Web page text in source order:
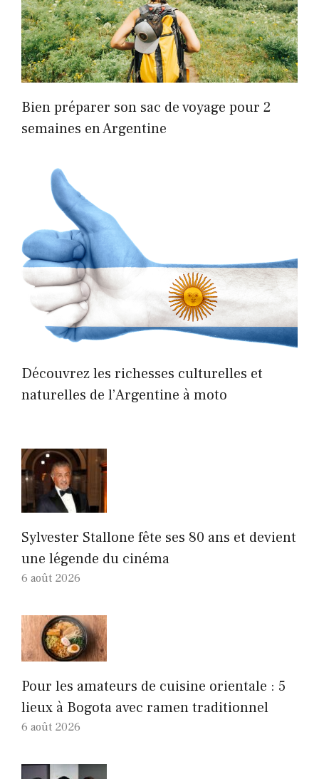
Bien préparer son sac de voyage pour 2
semaines en Argentine
Découvrez les richesses culturelles et
naturelles de l’Argentine à moto
Sylvester Stallone fête ses 80 ans et devient
une légende du cinéma
6 août 2026
Pour les amateurs de cuisine orientale : 5
lieux à Bogota avec ramen traditionnel
6 août 2026